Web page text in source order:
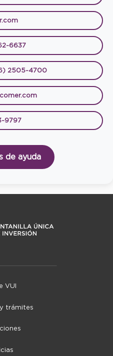
6637
2505-4700
9797
de ayuda
VUI
trámites